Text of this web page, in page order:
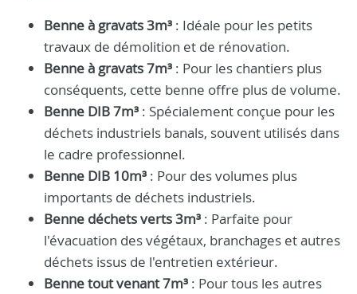
Benne à gravats 3m³ : Idéale pour les petits
travaux de démolition et de rénovation.
Benne à gravats 7m³ : Pour les chantiers plus
conséquents, cette benne offre plus de volume.
Benne DIB 7m³ : Spécialement conçue pour les
déchets industriels banals, souvent utilisés dans
le cadre professionnel.
Benne DIB 10m³ : Pour des volumes plus
importants de déchets industriels.
Benne déchets verts 3m³ : Parfaite pour
l'évacuation des végétaux, branchages et autres
déchets issus de l'entretien extérieur.
Benne tout venant 7m³ : Pour tous les autres